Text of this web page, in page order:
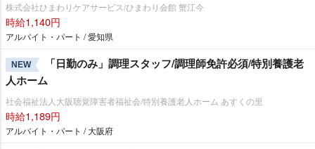
株式会社ひまわりケアサービス/ひまわり会館 蟹江今
時給1,140円
アルバイト・パート / 愛知県
NEW
「日勤のみ」調理スタッフ/調理師免許必須/特別養護老
人ホーム
社会福祉法人大阪聴覚障害者福祉会/特別養護老人ホーム あすくの里
時給1,189円
アルバイト・パート / 大阪府